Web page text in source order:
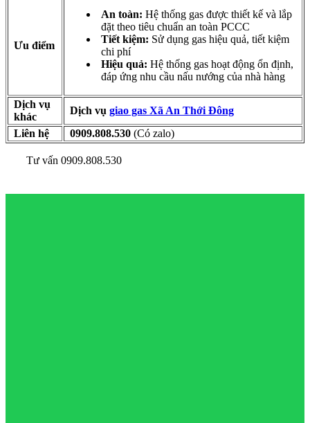
Ưu điểm
An toàn: Hệ thống gas được thiết kế và lắp
đặt theo tiêu chuẩn an toàn PCCC
Tiết kiệm: Sử dụng gas hiệu quả, tiết kiệm
chi phí
Hiệu quả: Hệ thống gas hoạt động ổn định,
đáp ứng nhu cầu nấu nướng của nhà hàng
Dịch vụ
khác
Dịch vụ giao gas Xã An Thới Đông
Liên hệ
0909.808.530 (Có zalo)
Tư vấn 0909.808.530